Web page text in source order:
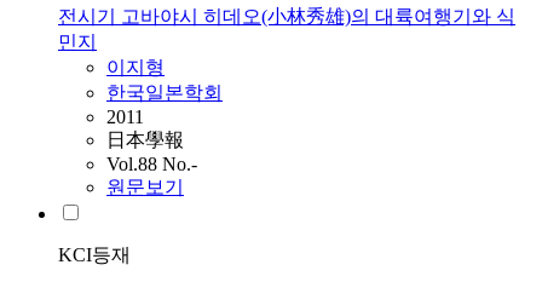
전시기 고바야시 히데오(小林秀雄)의 대륙여행기와 식
민지
이지형
한국일본학회
2011
日本學報
Vol.88 No.-
원문보기
KCI등재